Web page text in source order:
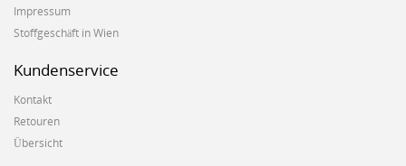
Impressum
Stoffgeschäft in Wien
Kundenservice
Kontakt
Retouren
Übersicht